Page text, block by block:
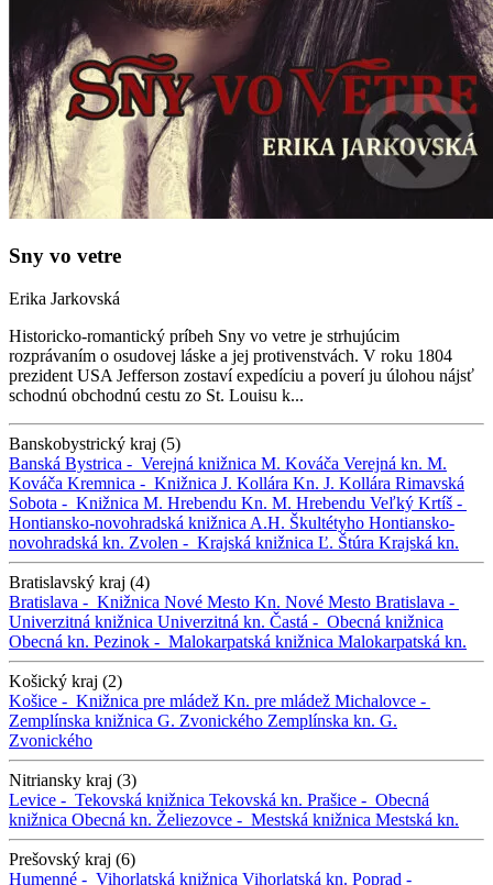
Sny vo vetre
Erika Jarkovská
Historicko-romantický príbeh Sny vo vetre je strhujúcim
rozprávaním o osudovej láske a jej protivenstvách. V roku 1804
prezident USA Jefferson zostaví expedíciu a poverí ju úlohou nájsť
schodnú obchodnú cestu zo St. Louisu k...
Banskobystrický kraj (5)
Banská Bystrica - Verejná knižnica M. Kováča Verejná kn. M.
Kováča Kremnica - Knižnica J. Kollára Kn. J. Kollára Rimavská
Sobota - Knižnica M. Hrebendu Kn. M. Hrebendu Veľký Krtíš -
Hontiansko-novohradská knižnica A.H. Škultétyho Hontiansko-
novohradská kn. Zvolen - Krajská knižnica Ľ. Štúra Krajská kn.
Bratislavský kraj (4)
Bratislava - Knižnica Nové Mesto Kn. Nové Mesto Bratislava -
Univerzitná knižnica Univerzitná kn. Častá - Obecná knižnica
Obecná kn. Pezinok - Malokarpatská knižnica Malokarpatská kn.
Košický kraj (2)
Košice - Knižnica pre mládež Kn. pre mládež Michalovce -
Zemplínska knižnica G. Zvonického Zemplínska kn. G.
Zvonického
Nitriansky kraj (3)
Levice - Tekovská knižnica Tekovská kn. Prašice - Obecná
knižnica Obecná kn. Želiezovce - Mestská knižnica Mestská kn.
Prešovský kraj (6)
Humenné - Vihorlatská knižnica Vihorlatská kn. Poprad -